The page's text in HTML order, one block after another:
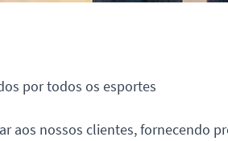
por todos os esportes
aos nossos clientes, fornecendo